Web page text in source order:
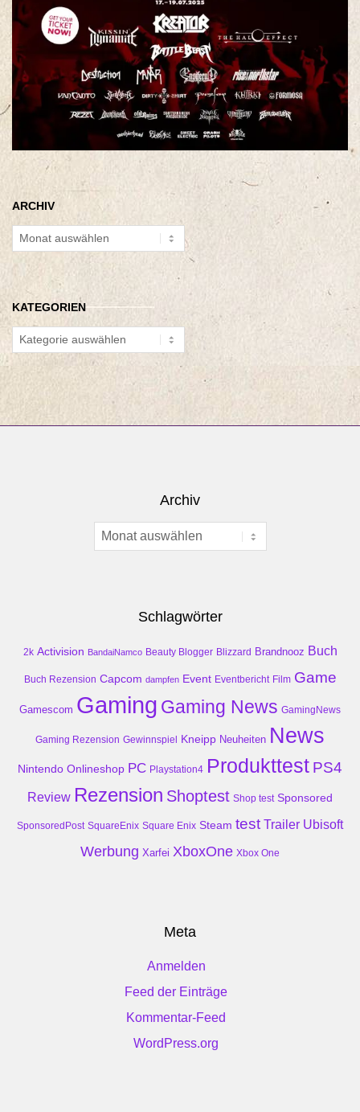
ARCHIV
Archiv
KATEGORIEN
Kategorien
Archiv
Archiv
Schlagwörter
2k Activision BandaiNamco Beauty Blogger Blizzard Brandnooz Buch
Buch Rezension Capcom dampfen Event Eventbericht Film Game
Gamescom Gaming Gaming News GamingNews
Gaming Rezension Gewinnspiel Kneipp Neuheiten News
Nintendo Onlineshop PC Playstation4 Produkttest PS4
Review Rezension Shoptest Shop test Sponsored
SponsoredPost SquareEnix Square Enix Steam test Trailer Ubisoft
Werbung Xarfei XboxOne Xbox One
Meta
Anmelden
Feed der Einträge
Kommentar-Feed
WordPress.org